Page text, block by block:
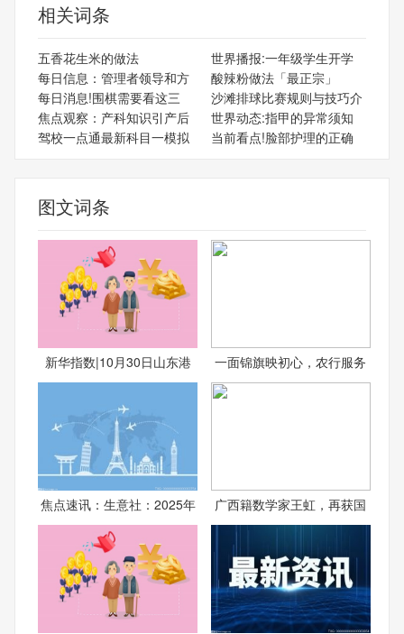
相关词条
五香花生米的做法
世界播报:一年级学生开学
每日信息：管理者领导和方
酸辣粉做法「最正宗」
每日消息!围棋需要看这三
沙滩排球比赛规则与技巧介
焦点观察：产科知识引产后
世界动态:指甲的异常须知
驾校一点通最新科目一模拟
当前看点!脸部护理的正确
图文词条
新华指数|10月30日山东港 一面锦旗映初心，农行服务
焦点速讯：生意社：2025年 广西籍数学家王虹，再获国